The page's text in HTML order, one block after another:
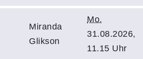
Miranda
Glikson
Mo.
31.08.2026,
11.15 Uhr